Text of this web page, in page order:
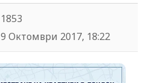
1853
9 Октомври 2017, 18:22